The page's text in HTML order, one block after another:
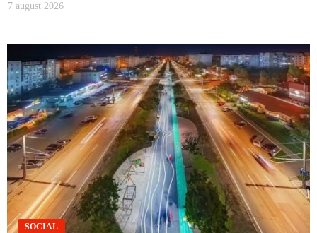
7 august 2026
SOCIAL